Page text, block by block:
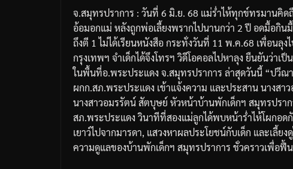
จ.สมุทรปราการ : วันที่ 6 มิ.ย. 68 แม่ร่ำไห้ทุกข์ทรมานคิ
อ้อมอกแม่ หลังถูกพ่อเลี้ยงพรากไปนานกว่า 2 ปี อดมื้อกิ
ถึงตี 1 ไม่ได้เรียนหนังสือ กระทั่งวันที่ 11 พ.ค.68 เพื่อนลุ
กรุงเทพฯ จำเด็กได้จึงโทรฯ วิดีโอคอลไปหาลุง ยืนยันว่า
ในพื้นที่อ.พระประแดง จ.สมุทรปราการ ล่าสุดวันนี้ “ปวี
ผกก.สภ.พระประแดง เข้าแจ้งความ และประสาน นางส
นางสาวอมรรัตน์ สัตบุษย์ หัวหน้าบ้านพักเด็กฯ สมุทรปร
สภ.พระประแดง วินาทีที่สองแม่ลูกได้พบหน้าร่ำไห้โผกอ
เยาว์ไปจากมารดา, แสวงหาผลประโยชน์กับเด็ก และเลี้ย
ความดูแลของบ้านพักเด็กฯ สมุทรปราการ ชั่วคราวเพื่อฟื้